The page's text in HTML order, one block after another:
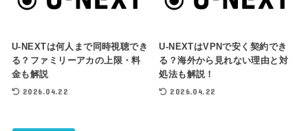
U-NEXTは何人まで同時視聴でき
る？ファミリーアカの上限・料
金も解説
2026.04.22
U-NEXTはVPNで安く契約でき
る？海外から見れない理由と対
処法も解説！
2026.04.22